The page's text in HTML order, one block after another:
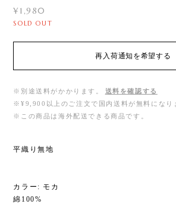
¥1,980
SOLD OUT
再入荷通知を希望する
※別途送料がかかります。
送料を確認する
※¥9,900以上のご注文で国内送料が無料になり
※この商品は海外配送できる商品です。
平織り無地
カラー: モカ
綿100%